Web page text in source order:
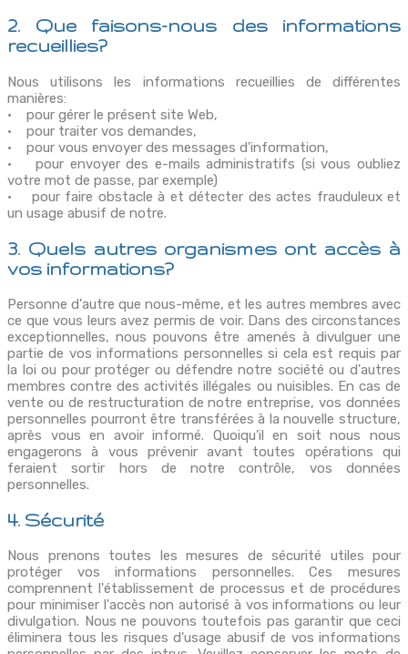
2. Que faisons-nous des informations
recueillies?
Nous utilisons les informations recueillies de différentes
manières:
• pour gérer le présent site Web,
• pour traiter vos demandes,
• pour vous envoyer des messages d'information,
• pour envoyer des e-mails administratifs (si vous oubliez
votre mot de passe, par exemple)
• pour faire obstacle à et détecter des actes frauduleux et
un usage abusif de notre.
3. Quels autres organismes ont accès à
vos informations?
Personne d'autre que nous-même, et les autres membres avec
ce que vous leurs avez permis de voir. Dans des circonstances
exceptionnelles, nous pouvons être amenés à divulguer une
partie de vos informations personnelles si cela est requis par
la loi ou pour protéger ou défendre notre société ou d'autres
membres contre des activités illégales ou nuisibles. En cas de
vente ou de restructuration de notre entreprise, vos données
personnelles pourront être transférées à la nouvelle structure,
après vous en avoir informé. Quoiqu'il en soit nous nous
engagerons à vous prévenir avant toutes opérations qui
feraient sortir hors de notre contrôle, vos données
personnelles.
4. Sécurité
Nous prenons toutes les mesures de sécurité utiles pour
protéger vos informations personnelles. Ces mesures
comprennent l'établissement de processus et de procédures
pour minimiser l'accès non autorisé à vos informations ou leur
divulgation. Nous ne pouvons toutefois pas garantir que ceci
éliminera tous les risques d'usage abusif de vos informations